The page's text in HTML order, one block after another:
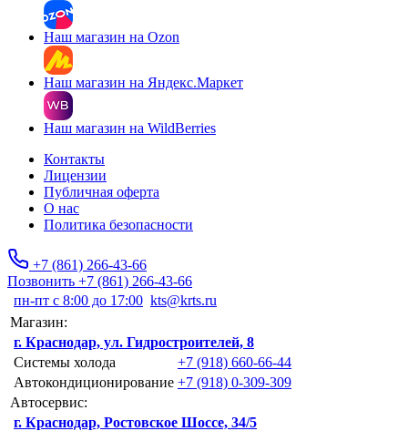
Наш магазин на Ozon
Наш магазин на Яндекс.Маркет
Наш магазин на WildBerries
Контакты
Лицензии
Публичная оферта
О нас
Политика безопасности
+7 (861) 266-43-66
Позвонить +7 (861) 266-43-66
пн-пт с 8:00 до 17:00 kts@krts.ru
Магазин:
г. Краснодар, ул. Гидростроителей, 8
Системы холода
+7 (918) 660-66-44
Автокондиционирование +7 (918) 0-309-309
Автосервис:
г. Краснодар, Ростовское Шоссе, 34/5